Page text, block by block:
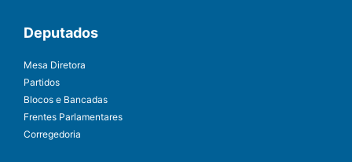
Deputados
Mesa Diretora
Partidos
Blocos e Bancadas
Frentes Parlamentares
Corregedoria